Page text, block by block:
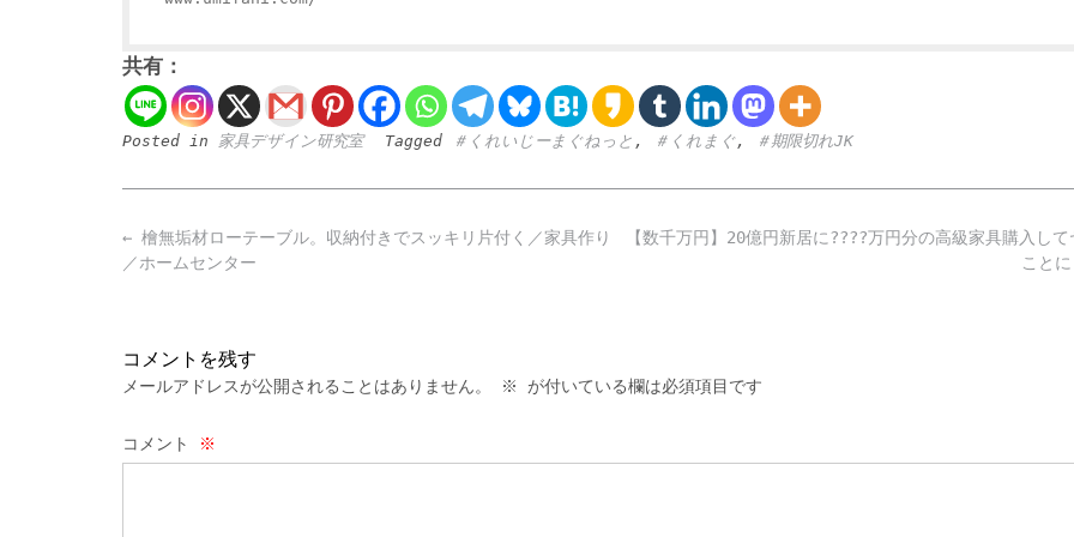
共有：
Posted in 家具デザイン研究室 Tagged ＃くれいじーまぐねっと , ＃くれまぐ, ＃期限切れJK
Post
navigation
【数千万円】20億円新居に????万円分の高級家具購入して
こと
← 檜無垢材ローテーブル。収納付きでスッキリ片付く／家具作り
／ホームセンター
コメントを残す
メールアドレスが公開されることはありません。 ※ が付いている欄は必須項目です
コメント ※